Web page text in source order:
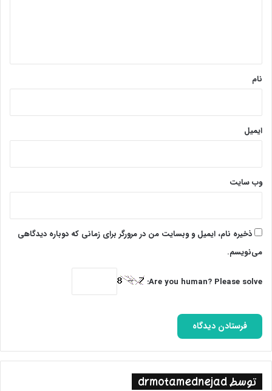
نام
ایمیل
وب‌ سایت
ذخیره نام، ایمیل و وبسایت من در مرورگر برای زمانی که دوباره دیدگاهی
می‌نویسم.
Are you human? Please solve:
توسط drmotamednejad